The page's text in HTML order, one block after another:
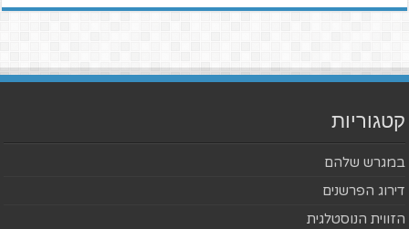
קטגוריות
במגרש שלהם
דירוג הפרשנים
הזווית הנוסטלגית